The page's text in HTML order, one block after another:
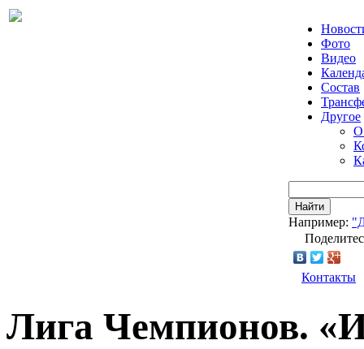
Фото
Видео
Состав
Другое
О
Найти
Например:
Контакты
Лига Чемпионов.